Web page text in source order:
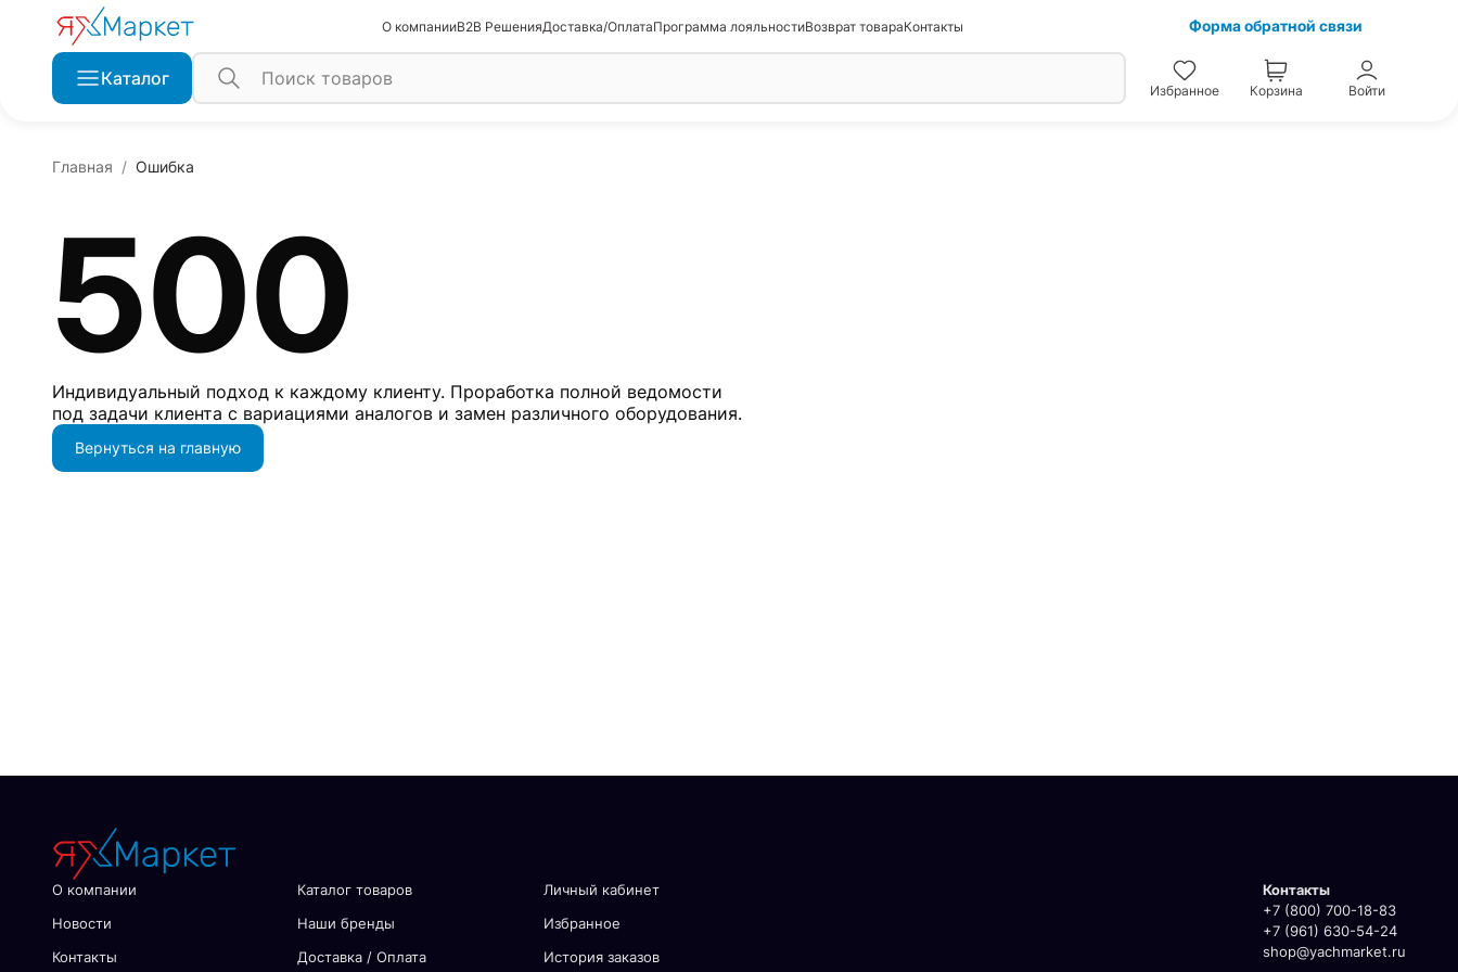
О компанииB2B РешенияДоставка/ОплатаПрограмма лояльностиВозврат товараКонтакты Форма обратной связи
Каталог
Избранное Корзина Войти
Главная Ошибка
500
Индивидуальный подход к каждому клиенту. Проработка полной ведомости
под задачи клиента с вариациями аналогов и замен различного оборудования.
Вернуться на главную
О компании
Новости
Контакты
Каталог товаров
Наши бренды
Доставка / Оплата
Личный кабинет
Избранное
История заказов
Контакты
+7 (800) 700-18-83
+7 (961) 630-54-24
shop@yachmarket.ru